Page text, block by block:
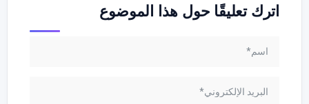
اترك تعليقًا حول هذا الموضوع